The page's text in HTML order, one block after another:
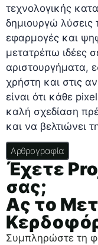
τεχνολογικής
δημιουργώ λύσεις
εφαρμογές και
μετατρέπω ιδέες
αριστουργήματα,
χρήστη και στις
είναι ότι κάθε
καλή σχεδίαση
και να βελτιώνει
Αρθρογραφία
Έχετε
σας;
Ας το
Συμπληρώστε τη